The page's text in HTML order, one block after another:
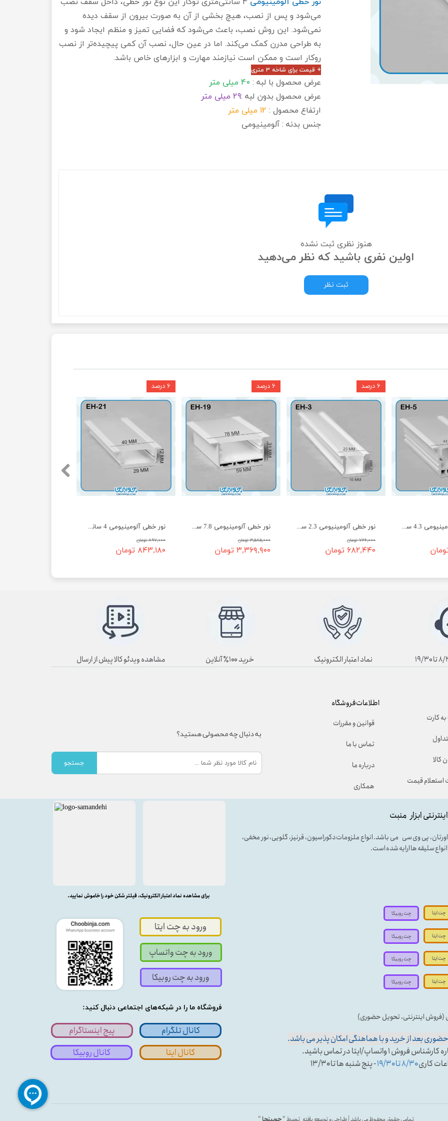
می‌شود و پس از نصب، هیچ بخشی از آن به صورت بیرون از سقف دیده
نمی‌شود. این روش نصب، باعث می‌شود که فضایی تمیز و منظم ایجاد شود و
به طراحی مدرن کمک می‌کند. اما در عین حال، نصب آن کمی پیچیده‌تر از نصب
روکار است و ممکن است نیازمند مهارت و ابزارهای خاص باشد.
+ قیمت برای شاخه ۳ متری
عرض محصول با لبه : 40 میلی متر
عرض محصول بدون لبه :29 میلی متر
ارتفاع محصول : 12 میلی متر
جنس بدنه : آلومینیومی
هنوز نظری ثبت نشده
اولین نفری باشید که نظر می‌دهید
ثبت نظر
نور خطی آلومینیومی 4 سانت توکار EH-21
۸۹۷,۰۰۰ تومان
۸۴۳,۱۸۰ تومان
۶ درصد
نور خطی آلومینیومی 7.8 سانت توکار EH-19
۳,۵۸۵,۰۰۰ تومان
۳,۳۶۹,۹۰۰ تومان
۶ درصد
نور خطی آلومینیومی 2.3 سانت توکار EH-3
۷۲۶,۰۰۰ تومان
۶۸۲,۴۴۰ تومان
۶ درصد
نور خطی آلومینیومی 4.3 سانت توکار EH-5
ابزار منبت
فروشگاه ما را در شبکه‌های اجتماعی دنبال کنید:
اورتان، پی وی سی می باشد. انواع ملزومات دکوراسیون، قرنیز، گلویی، نور مخفی،
سلیقه ها ارایه شده است.
(فروش اینترنتی، تحویل حضوری)
ورود به چت ایتا
ورود به چت واتساپ
بعد از خرید و با هماهنگی امکان پذیر می باشد.
ایتا در تماس باشید.
کاری۸/۳۰ تا ۱۹/۳۰ - پنج شنبه ها تا ۱۳/۳۰
برای مشاهده نماد اعتبار الکترونیک، فیلتر شکن خود را خاموش نمایید.
پیج اینستاگرام کانال تلگرام
کانال ایتا کانال روبیکا
ورود به چت روبیکا
چت ایتا
چت ایتا
چت ایتا
چت ایتا
چت روبیکا
چت روبیکا
چت روبیکا
چت روبیکا
کارت
کالا
قیمت
اطلاعات فروشگاه
قوانین و مقررات
تماس با ما
درباره ما
همکاری
به دنبال چه محصولی هستید؟
جستجو
نماد اعتبار الکترونیک خرید ۱۰۰٪ آنلاین مشاهده ویدئو کالا پیش از ارسال